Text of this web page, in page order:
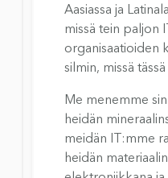
Aasiassa ja
missä tein paljon
organisaatioiden
silmin, missä
Me menemme
heidän
meidän IT:mme
heidän